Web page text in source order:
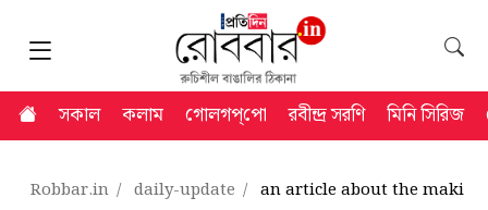
সকাল কলাম গোলগপ্‌পো রবীন্দ্র সরণি মিনি সিরিজ
Robbar.in daily-update an article about the